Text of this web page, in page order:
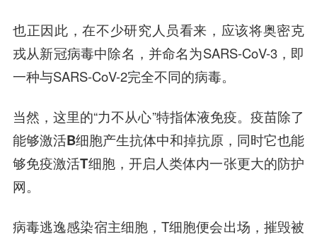
也正因此，在不少研究人员看来，应该将奥密克
戎从新冠病毒中除名，并命名为SARS-CoV-3，即
一种与SARS-CoV-2完全不同的病毒。
当然，这里的“力不从心”特指体液免疫。 疫苗除了
能够激活B细胞产生抗体中和掉抗原，同时它也能
够免疫激活T细胞，开启人类体内一张更大的防护
网。
病毒逃逸感染宿主细胞，T细胞便会出场，摧毁被